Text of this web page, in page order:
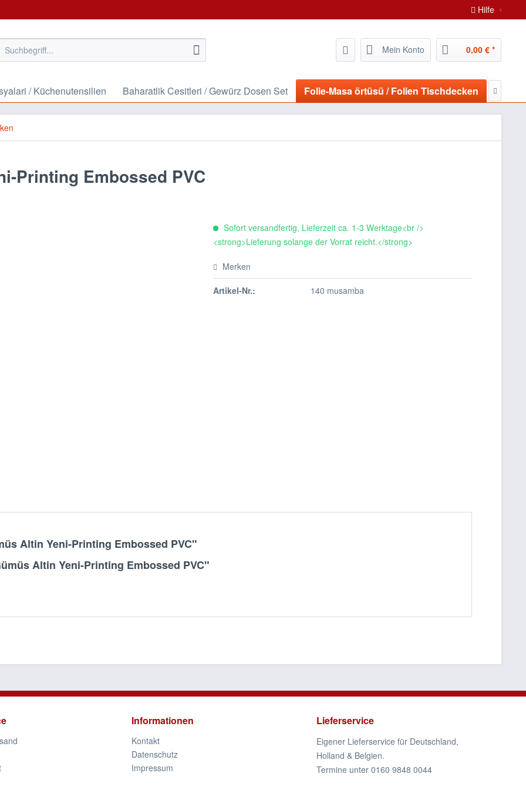
Hilfe
Mein Konto 0,00 € *
/ Küchenutensilien Baharatlik Cesitleri / Gewürz Dosen Set Folie-Masa örtüsü / Folien Tischdecken 
Printing Embossed PVC
Sofort versandfertig, Lieferzeit ca. 1-3 Werktage<br />
<strong>Lieferung solange der Vorrat reicht.</strong>
Merken
Artikel-Nr.: 140 musamba
Altin Yeni-Printing Embossed PVC"
Altin Yeni-Printing Embossed PVC"
Informationen
Kontakt
Datenschutz
Impressum
Lieferservice
Eigener Lieferservice für Deutschland,
Holland & Belgien.
Termine unter 0160 9848 0044